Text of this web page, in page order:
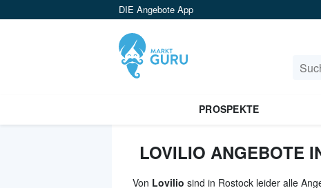
DIE Angebote App
PROSPEKTE
LOVILIO ANGEBOTE
Von Lovilio sind in Rostock leider alle